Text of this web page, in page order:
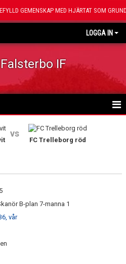
GEMENSKAP MED HJÄRTAT SOM
LOGGA IN
IF
vs
FC Trelleborg röd
B-plan 7-manna 1
vår